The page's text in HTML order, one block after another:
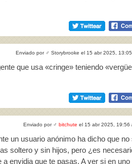
Enviado por ♂ Storybrooke el 15 abr 2025,
que usa «cringe» teniendo
Enviado por ♂ bitchute el 15 abr 2025, 19:56
un usuario anónimo ha dicho que no
soltero y sin hijos, pero ¿es
envidia que te pasas. A ver si en uno